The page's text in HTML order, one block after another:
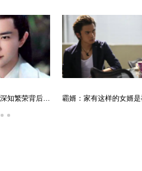
利欲升迁记：人生就是利欲场，利为媒，欲为介 傲世神荒：我若为邪，天下独尊